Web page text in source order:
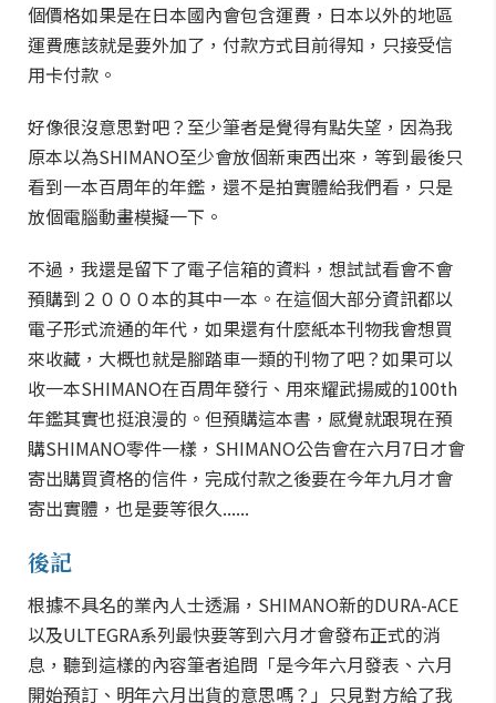
個價格如果是在日本國內會包含運費，日本以外的地區
運費應該就是要外加了，付款方式目前得知，只接受信
用卡付款。
好像很沒意思對吧？至少筆者是覺得有點失望，因為我
原本以為SHIMANO至少會放個新東西出來，等到最後只
看到一本百周年的年鑑，還不是拍實體給我們看，只是
放個電腦動畫模擬一下。
不過，我還是留下了電子信箱的資料，想試試看會不會
預購到２０００本的其中一本。在這個大部分資訊都以
電子形式流通的年代，如果還有什麼紙本刊物我會想買
來收藏，大概也就是腳踏車一類的刊物了吧？如果可以
收一本SHIMANO在百周年發行、用來耀武揚威的100th
年鑑其實也挺浪漫的。但預購這本書，感覺就跟現在預
購SHIMANO零件一樣，SHIMANO公告會在六月7日才會
寄出購買資格的信件，完成付款之後要在今年九月才會
寄出實體，也是要等很久......
後記
根據不具名的業內人士透漏，SHIMANO新的DURA-ACE
以及ULTEGRA系列最快要等到六月才會發布正式的消
息，聽到這樣的內容筆者追問「是今年六月發表、六月
開始預訂、明年六月出貨的意思嗎？」只見對方給了我